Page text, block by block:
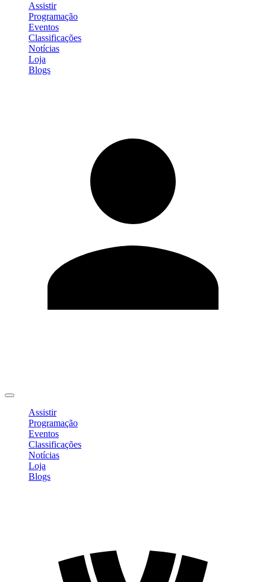
Assistir
Programação
Eventos
Classificações
Notícias
Loja
Blogs
Assistir
Programação
Eventos
Classificações
Notícias
Loja
Blogs